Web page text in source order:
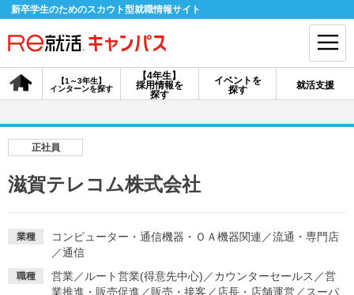
新卒学生のためのスカウト型就職情報サイト
【4年生】
採用情報を
探す
【1～3年生】
インターンを探す
イベントを
探す
就活支援
会員登録 ログイン
採用情報を探す
説明会を探す
インターンを探す
イベントを探す スカウト お知らせ
正社員
滋賀テレコム株式会社
業種 コンピューター・通信機器・ＯＡ機器関連 ／流通・専門店
／通信
職種 営業／ ルート営業(得意先中心) ／カウンターセールス ／営
業推進・販売促進 ／販売・接客 ／ 店長・店舗運営／ スーパ